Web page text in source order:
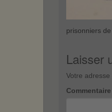
prisonniers
Laisser
Votre adresse
Commentaire